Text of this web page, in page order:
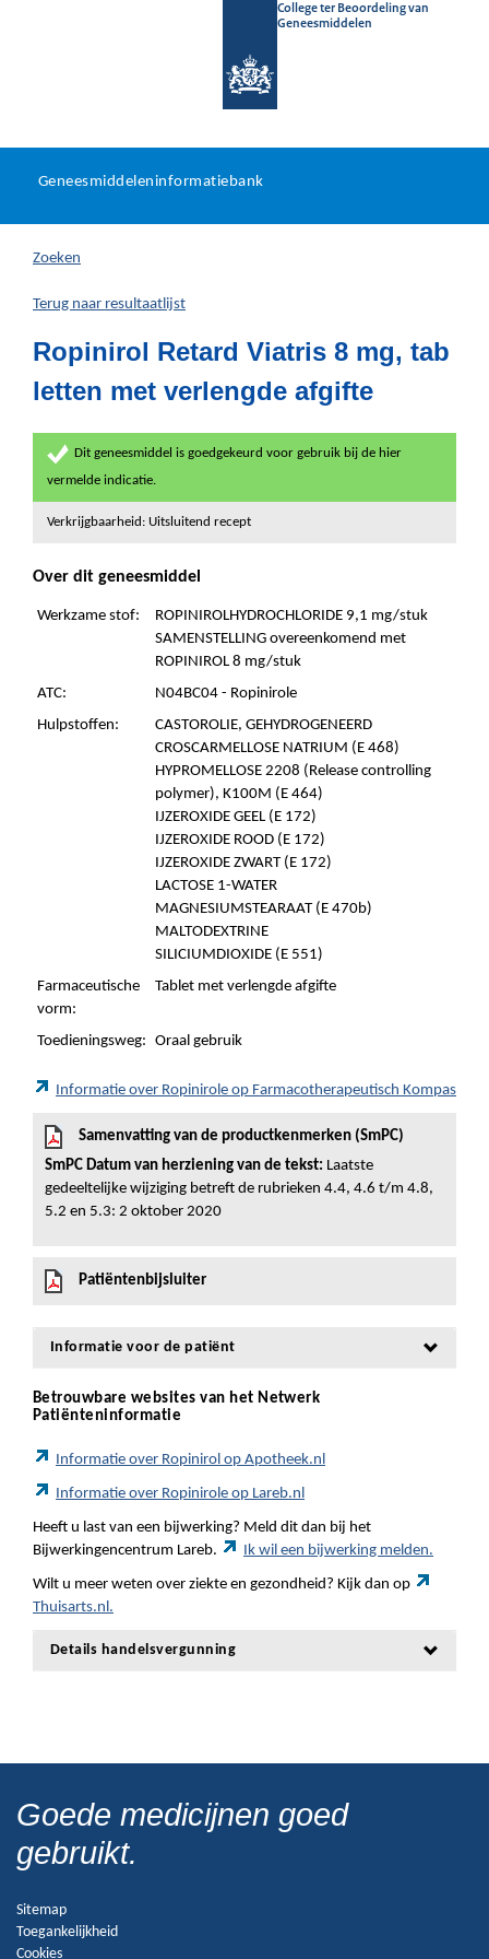
College ter Beoordeling van
Geneesmiddelen
U
hier:
Geneesmiddeleninformatiebank
Zoeken
Terug naar resultaatlijst
Ropinirol Retard Viatris 8 mg, tab
letten met verlengde afgifte
Dit geneesmiddel is goedgekeurd voor gebruik bij de hier
vermelde indicatie.
Verkrijgbaarheid: Uitsluitend recept
Over dit geneesmiddel
Werkzame stof:
ROPINIROLHYDROCHLORIDE 9,1 mg/stuk
SAMENSTELLING overeenkomend met
ROPINIROL 8 mg/stuk
ATC:
N04BC04 - Ropinirole
Hulpstoffen:
CASTOROLIE, GEHYDROGENEERD
CROSCARMELLOSE NATRIUM (E 468)
HYPROMELLOSE 2208 (Release controlling
polymer), K100M (E 464)
IJZEROXIDE GEEL (E 172)
IJZEROXIDE ROOD (E 172)
IJZEROXIDE ZWART (E 172)
LACTOSE 1-WATER
MAGNESIUMSTEARAAT (E 470b)
MALTODEXTRINE
SILICIUMDIOXIDE (E 551)
Farmaceutische
vorm:
Tablet met verlengde afgifte
Toedieningsweg: Oraal gebruik
Informatie over Ropinirole op Farmacotherapeutisch Kompas
Samenvatting van de productkenmerken (SmPC)
SmPC Datum van herziening van de tekst: Laatste
gedeeltelijke wijziging betreft de rubrieken 4.4, 4.6 t/m 4.8,
5.2 en 5.3: 2 oktober 2020
Patiëntenbijsluiter
Informatie voor de patiënt
Betrouwbare websites van het Netwerk
Patiënteninformatie
Informatie over Ropinirol op Apotheek.nl
Informatie over Ropinirole op Lareb.nl
Heeft u last van een bijwerking? Meld dit dan bij het
Bijwerkingencentrum Lareb.
Ik wil een bijwerking melden.
Wilt u meer weten over ziekte en gezondheid? Kijk dan op
Thuisarts.nl.
Details handelsvergunning
Goede medicijnen goed
gebruikt.
Sitemap
Toegankelijkheid
Cookies